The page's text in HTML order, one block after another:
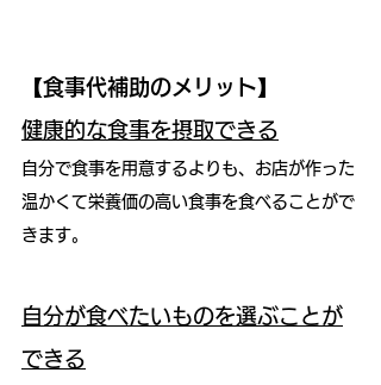
【食事代補助のメリット】
健康的な食事を摂取できる
自分で食事を用意するよりも、お店が作った
温かくて栄養価の高い食事を食べることがで
きます。
自分が食べたいものを選ぶことが
できる